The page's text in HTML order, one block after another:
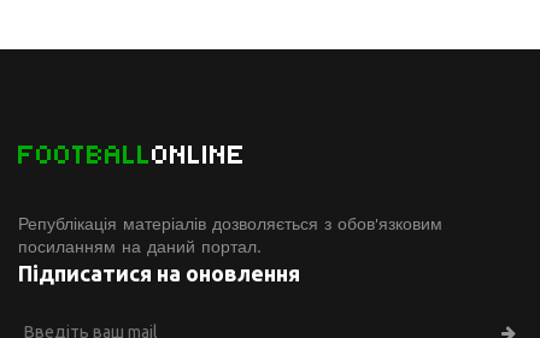
FOOTBALLONLINE
Републікація матеріалів дозволяється з обов'язковим
посиланням на даний портал.
Підписатися на оновлення